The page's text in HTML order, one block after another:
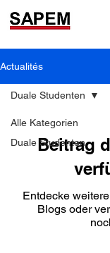
Actualités
Alle Kategorien
Duale Studenten
Duale Studenten
Beitrag
Entdecke
Blogs oder